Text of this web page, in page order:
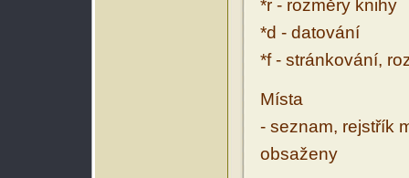
*r - rozměry knihy
*d - datování
*f - stránkování,
Místa
- seznam, rejstřík
obsaženy